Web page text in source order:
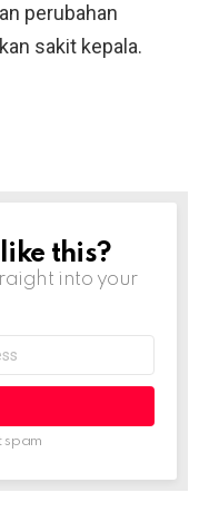
perubahan
sakit kepala.
this?
into your
spam